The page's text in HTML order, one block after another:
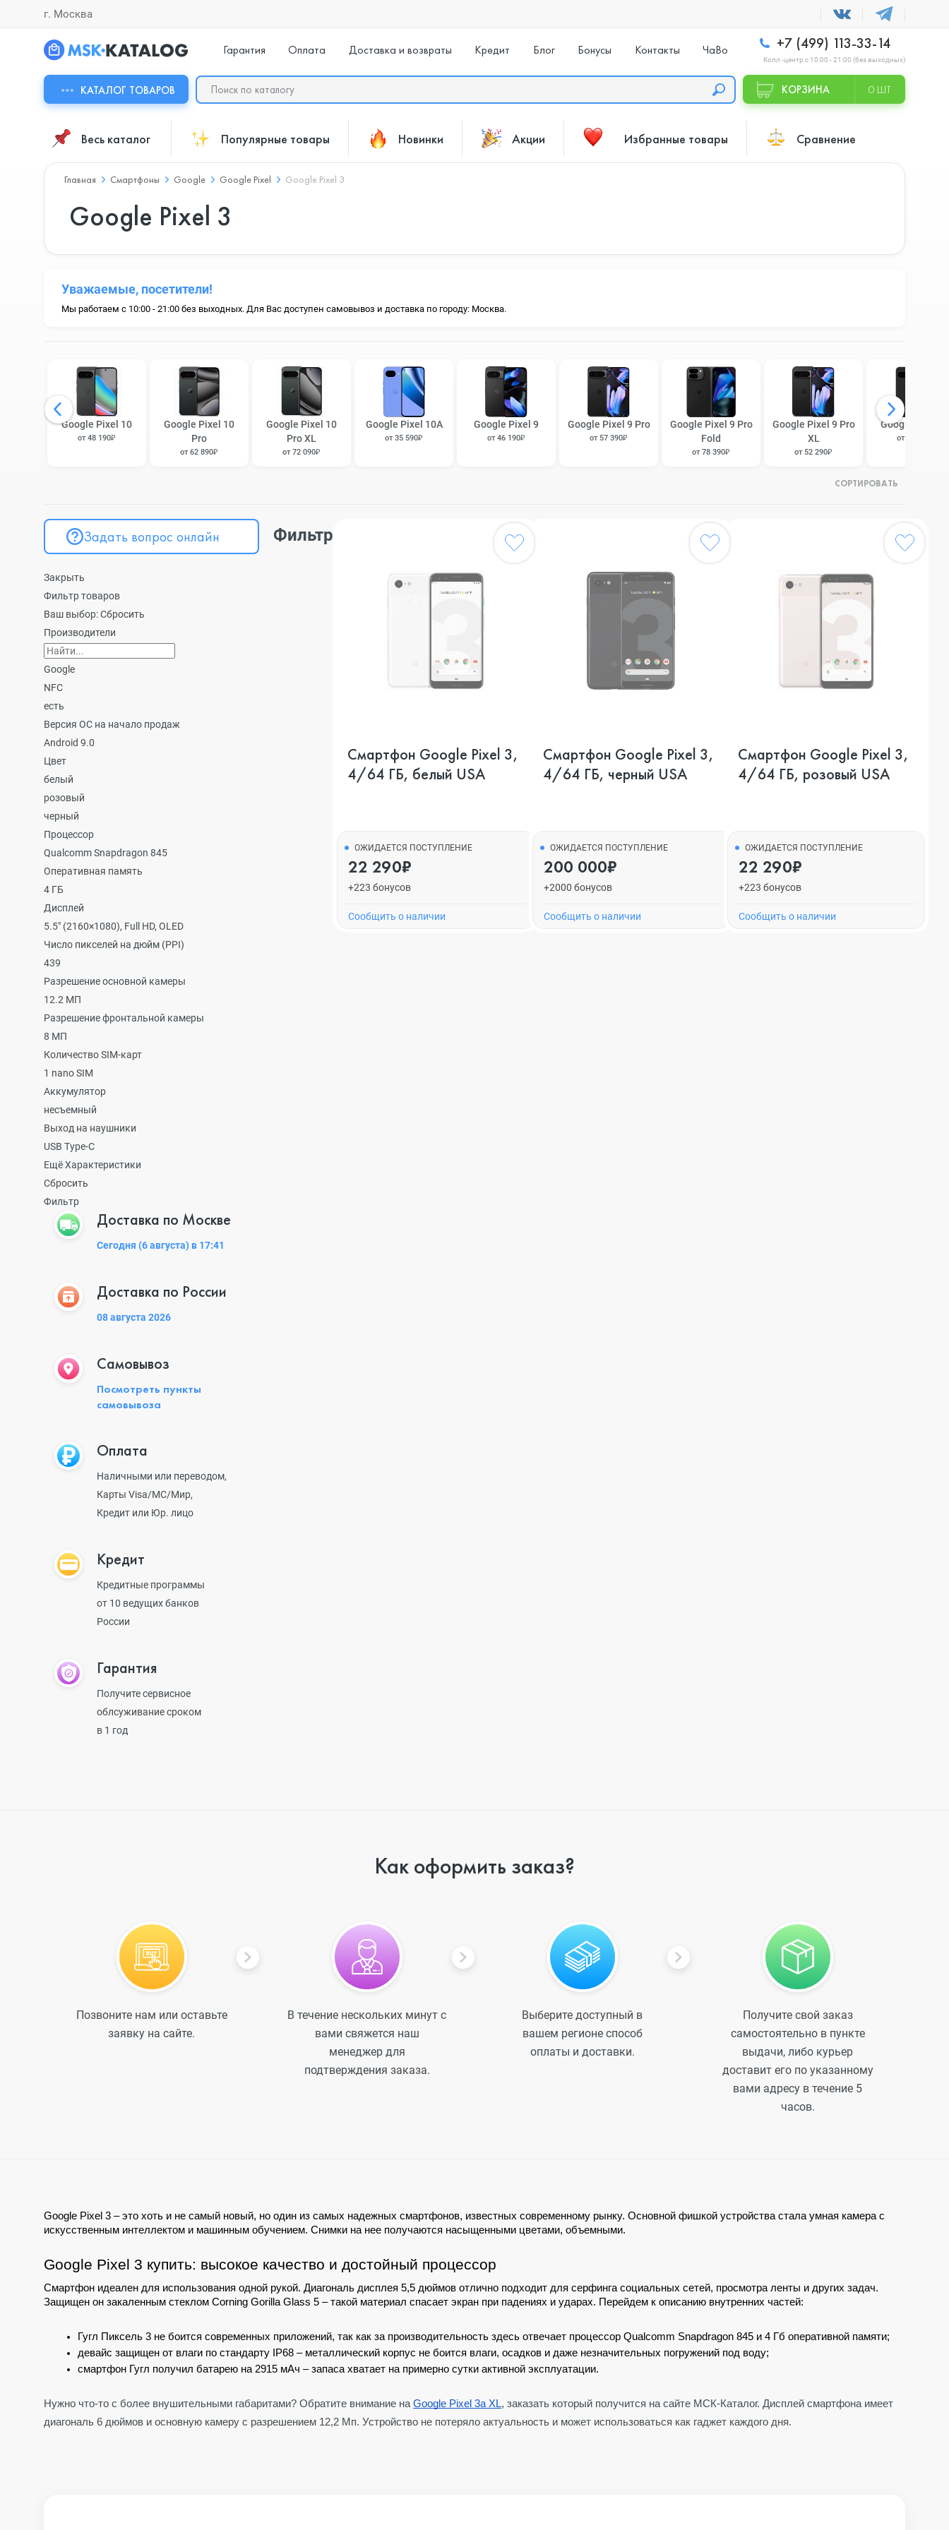
г. Москва
Гарантия Оплата Доставка и возвраты Кредит Блог Бонусы Контакты ЧаВо +7 (499) 113-33-14
Колл -центр с 10:00 - 21:00 (без выходных)
КАТАЛОГ ТОВАРОВ КОРЗИНА 0 ШТ
Весь каталог Популярные товары Новинки Акции Избранные товары Сравнение
Главная Смартфоны Google Google Pixel Google Pixel 3
Google Pixel 3
Уважаемые, посетители!
Мы работаем с 10:00 - 21:00 без выходных. Для Вас доступен самовывоз и доставка по городу: Москва.
Google Pixel 10
от 48 190₽
Google Pixel 10
Pro
от 62 890₽
Google Pixel 10
Pro XL
от 72 090₽
Google Pixel 10A
от 35 590₽
Google Pixel 9
от 46 190₽
Google Pixel 9 Pro
от 57 390₽
Google Pixel 9 Pro
Fold
от 78 390₽
Google Pixel 9 Pro
XL
от 52 290₽
Google Pixel
от 34 390₽
СОРТИРОВАТЬ
Задать вопрос онлайн
Закрыть
Фильтр товаров
Ваш выбор:Сбросить
Производители
Google
NFC
есть
Версия ОС на начало продаж
Android 9.0
Цвет
белый
розовый
черный
Процессор
Qualcomm Snapdragon 845
Оперативная память
4 ГБ
Дисплей
5.5" (2160×1080), Full HD, OLED
Число пикселей на дюйм (PPI)
439
Разрешение основной камеры
12.2 МП
Разрешение фронтальной камеры
8 МП
Количество SIM-карт
1 nano SIM
Аккумулятор
несъемный
Выход на наушники
USB Type-C
Ещё Характеристики
Сбросить
Фильтр
Доставка по Москве
Сегодня (6 августа) в 17:41
Доставка по России
08 августа 2026
Самовывоз
Посмотреть пункты
самовывоза
Оплата
Наличными или переводом,
Карты Visa/MC/Мир,
Кредит или Юр. лицо
Кредит
Кредитные программы
от 10 ведущих банков
России
Гарантия
Получите сервисное
облсуживание сроком
в 1 год
Фильтр
Смартфон Google Pixel 3,
4/64 ГБ, белый USA
ОЖИДАЕТСЯ ПОСТУПЛЕНИЕ
22 290₽
+223 бонусов
Cообщить о наличии
Смартфон Google Pixel 3,
4/64 ГБ, черный USA
ОЖИДАЕТСЯ ПОСТУПЛЕНИЕ
200 000₽
+2000 бонусов
Cообщить о наличии
Смартфон Google Pixel 3,
4/64 ГБ, розовый USA
ОЖИДАЕТСЯ ПОСТУПЛЕНИЕ
22 290₽
+223 бонусов
Cообщить о наличии
Как оформить заказ?
Позвоните нам или оставьте
заявку на сайте.
В течение нескольких минут с
вами свяжется наш
менеджер для
подтверждения заказа.
Выберите доступный в
вашем регионе способ
оплаты и доставки.
Получите свой заказ
самостоятельно в пункте
выдачи, либо курьер
доставит его по указанному
вами адресу в течение 5
часов.
Google Pixel 3 – это хоть и не самый новый, но один из самых надежных смартфонов, известных современному рынку. Основной фишкой устройства стала умная камера с
искусственным интеллектом и машинным обучением. Снимки на нее получаются насыщенными цветами, объемными.
Google Pixel 3 купить: высокое качество и достойный процессор
Смартфон идеален для использования одной рукой. Диагональ дисплея 5,5 дюймов отлично подходит для серфинга социальных сетей, просмотра ленты и других задач.
Защищен он закаленным стеклом Corning Gorilla Glass 5 – такой материал спасает экран при падениях и ударах. Перейдем к описанию внутренних частей:
Гугл Пиксель 3 не боится современных приложений, так как за производительность здесь отвечает процессор Qualcomm Snapdragon 845 и 4 Гб оперативной памяти;
девайс защищен от влаги по стандарту IP68 – металлический корпус не боится влаги, осадков и даже незначительных погружений под воду;
смартфон Гугл получил батарею на 2915 мАч – запаса хватает на примерно сутки активной эксплуатации.
Нужно что-то с более внушительными габаритами? Обратите внимание на Google Pixel 3a XL, заказать который получится на сайте МСК-Каталог. Дисплей смартфона имеет
диагональ 6 дюймов и основную камеру с разрешением 12,2 Мп. Устройство не потеряло актуальность и может использоваться как гаджет каждого дня.